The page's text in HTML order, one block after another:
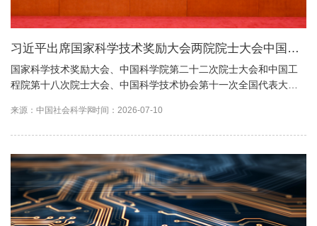
习近平出席国家科学技术奖励大会两院院士大会中国科
协第十一次全国代表大会并发表重要讲话
国家科学技术奖励大会、中国科学院第二十二次院士大会和中国工
程院第十八次院士大会、中国科学技术协会第十一次全国代表大会8
来源：中国社会科学网时间：2026-07-10